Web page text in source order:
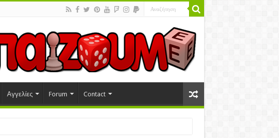
Αγγελίες Forum Contact